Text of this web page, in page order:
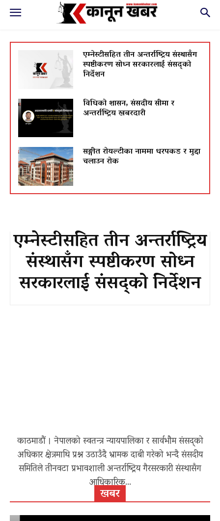
एम्नेस्टीसहित तीन अन्तर्राष्ट्रिय संस्थासँग
स्पष्टीकरण सोध्न सरकारलाई संसद्को
निर्देशन
विधिको शासन, संसदीय सीमा र
अन्तर्राष्ट्रिय खबरदारी
सङ्गीत रोयल्टीका नाममा धरपकड र मुद्दा
चलाउन रोक
एम्नेस्टीसहित तीन अन्तर्राष्ट्रिय
संस्थासँग स्पष्टीकरण सोध्न
सरकारलाई संसद्को निर्देशन
काठमाडौं । नेपालको स्वतन्त्र न्यायपालिका र सार्वभौम संसद्को
अधिकार क्षेत्रमाथि प्रश्न उठाउँदै भ्रामक दाबी गरेको भन्दै संसदीय
समितिले तीनवटा प्रभावशाली अन्तर्राष्ट्रिय गैरसरकारी संस्थासँग
आधिकारिक...
खबर